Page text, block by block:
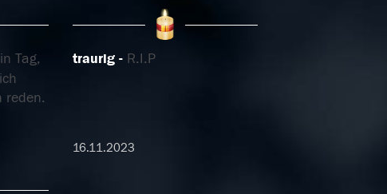
Tag,
reden.
traurig R.I.P
16.11.2023